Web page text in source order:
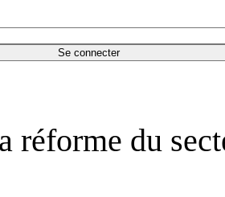
Se connecter
du